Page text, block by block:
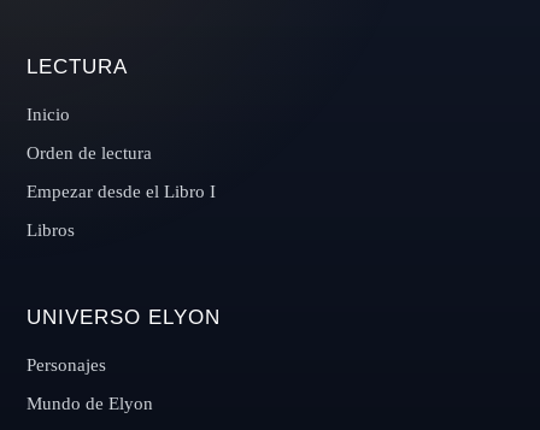
LECTURA
Inicio
Orden de lectura
Empezar desde el Libro I
Libros
UNIVERSO ELYON
Personajes
Mundo de Elyon